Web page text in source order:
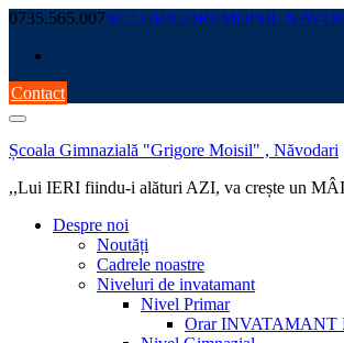
Skip
content
0735.565.007
Contact
Școala Gimnazială "Grigore Moisil" , Năvodari
,,Lui IERI fiindu-i alături AZI, va crește un
Despre noi
Noutăți
Cadrele noastre
Niveluri de invatamant
Nivel Primar
Orar INVATAMANT